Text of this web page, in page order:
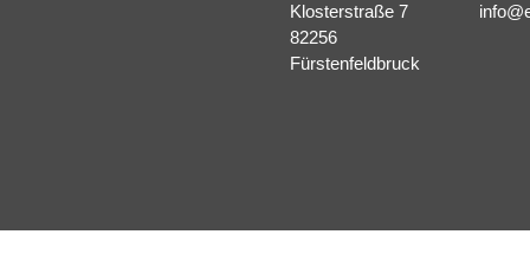
Klosterstraße 7
82256
Fürstenfeldbruck